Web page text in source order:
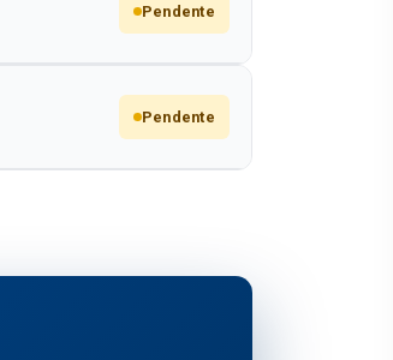
Pendente
Pendente